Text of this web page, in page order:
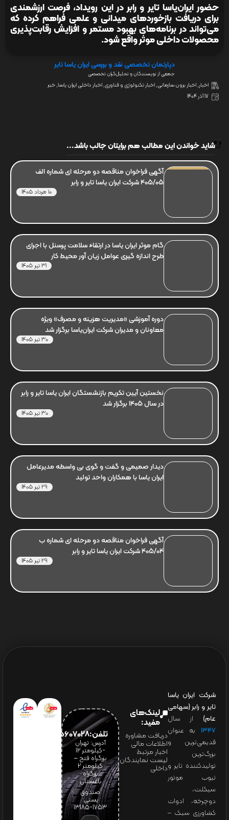
حضور ایران‌یاسا تایر و رابر در این رویداد، فرصت ارزشمندی
برای دریافت بازخوردهای میدانی و علمی فراهم کرده که
می‌تواند در برنامه‌های بهبود مستمر و افزایش رقابت‌پذیری
محصولات داخلی موثر واقع شود.
دپارتمان تخصصی نقد و بررسی ایران یاسا تایر
جمعی از نویسندگان و تحلیل‌گران تخصصی
اخبار,اخبار برون سازمانی,اخبار تکنولوژی و فناوری,اخبار داخلی ایران یاسا,خبر
17 آذر 1404
شاید خواندن این مطالب هم برایتان جالب باشد...
آگهی فراخوان مناقصه دو مرحله ای شماره الف
405/05 شرکت ایران یاسا تایر و رابر
10 مرداد 1405
گام موثر ایران یاسا در ارتقاء سلامت پرسنل با اجرای
طرح اندازه گیری عوامل زیان آور محیط کار
31 تیر 1405
دوره آموزشی «مدیریت هزینه و مصرف» ویژه
معاونان و مدیران شرکت ایران‌یاسا برگزار شد
30 تیر 1405
نخستین آیین تکریم بازنشستگان ایران یاسا تایر و رابر
در سال 1405 برگزار شد
30 تیر 1405
دیدار صمیمی و گفت و گوی بی واسطه مدیرعامل
ایران یاسا با همکاران واحد تولید
29 تیر 1405
آگهی فراخوان مناقصه دو مرحله ای شماره ب
405/04 شرکت ایران یاسا تایر و رابر
29 تیر 1405
شرکت ایران یاسا
تایر و رابر (سهامی
عام) از سال
۱۳۴۷ به عنوان
قدیمی‌ترین و
بزرگ‌ترین
تولیدکننده تایر و
تیوب موتور
سیکلت،
دوچرخه، ادوات
کشاورزی سبک –
لینک‌های
مفید:
دریافت مشاوره
اطلاعات مالی
اخبار مرتبط
لیست نمایندگان
داخلی
تلفن:65607028(021)
آدرس: تهران
-کیلومتر 12
بزرگراه فتح –
کیلومتر ۲
بزرگراه
باغستان
صندوق
پستی:
1753-13185